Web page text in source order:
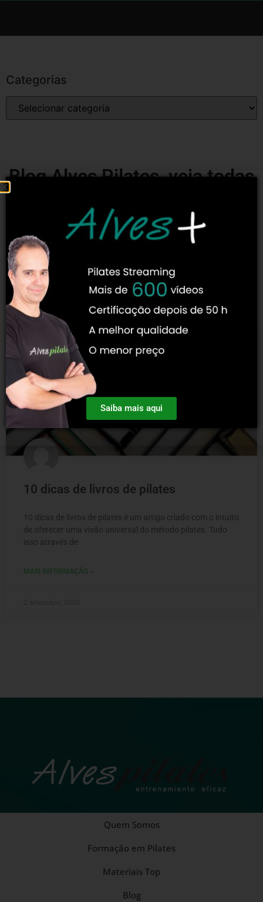
Categorias
Blog Alves Pilates, veja todas
Encontre tudo sobre Pilates! As melhores informações
redigidas por especialistas no tema! Os autores titulares do
Blog Pilates são professores de segunda e terceira geração
diretas de Joseph Pilates e muitos de nossos autores
convidados são professores conhecidos no meio e que
possuem muitas vezes mestrado e doutorado!
10 dicas de livros de pilates
10 dicas de livros de pilates é um artigo criado com o intuito
de oferecer uma visão universal do método pilates. Tudo
isso através de
MAIS INFORMAÇÃO »
Quem Somos
Formação em Pilates
Materiais Top
Blog
Saiba mais aqui